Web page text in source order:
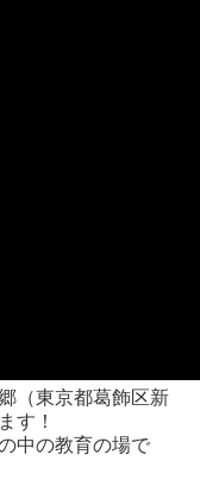
（東京都葛飾区新
す！
中の教育の場で